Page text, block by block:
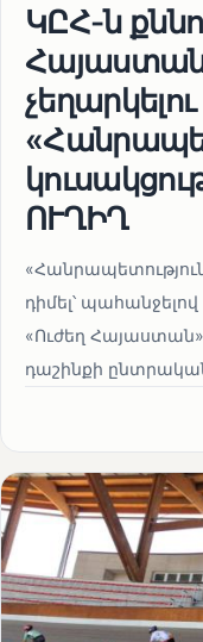
ԿԸՀ-ն
չեղարկելու
ՈՒՂԻՂ
դիմել՝
«Ուժեղ Հայաստան»
դաշինքի